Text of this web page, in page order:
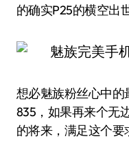
的确实P25的横空出世
想必魅族粉丝心中的
835，如果再来个无
的将来，满足这个要